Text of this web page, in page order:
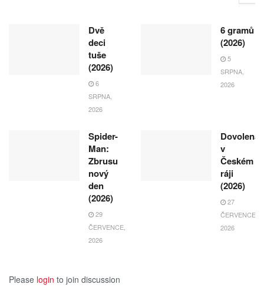
Dvě
deci
tuše
(2026)
6
SRPNA,
2026
6 gramů
(2026)
5
SRPNA,
2026
Spider-
Man:
Zbrusu
nový
den
(2026)
29
ČERVENCE,
2026
Dovolená
v
Českém
ráji
(2026)
27
ČERVENCE,
2026
Please login to join discussion